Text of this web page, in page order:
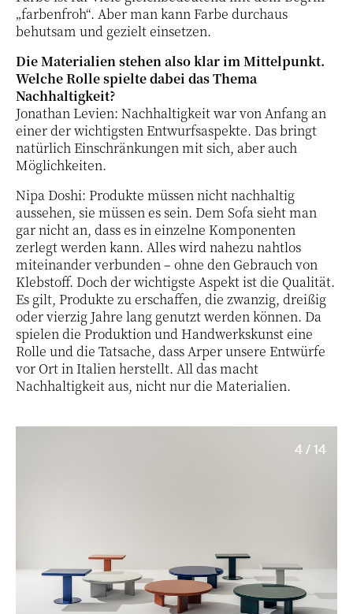
„farbenfroh“. Aber man kann Farbe durchaus
behutsam und gezielt einsetzen.
Die Materialien stehen also klar im Mittelpunkt.
Welche Rolle spielte dabei das Thema
Nachhaltigkeit?
Jonathan Levien: Nachhaltigkeit war von Anfang an
einer der wichtigsten Entwurfsaspekte. Das bringt
natürlich Einschränkungen mit sich, aber auch
Möglichkeiten.
Nipa Doshi: Produkte müssen nicht nachhaltig
aussehen, sie müssen es sein. Dem Sofa sieht man
gar nicht an, dass es in einzelne Komponenten
zerlegt werden kann. Alles wird nahezu nahtlos
miteinander verbunden – ohne den Gebrauch von
Klebstoff. Doch der wichtigste Aspekt ist die Qualität.
Es gilt, Produkte zu erschaffen, die zwanzig, dreißig
oder vierzig Jahre lang genutzt werden können. Da
spielen die Produktion und Handwerkskunst eine
Rolle und die Tatsache, dass Arper unsere Entwürfe
vor Ort in Italien herstellt. All das macht
Nachhaltigkeit aus, nicht nur die Materialien.
4 / 14